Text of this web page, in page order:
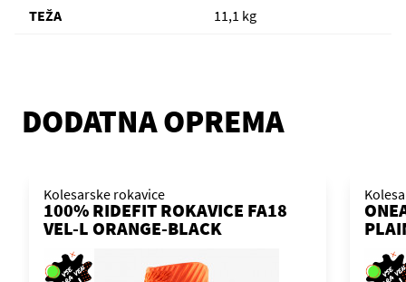
TEŽA 11,1 kg
DODATNA OPREMA
Kolesarske rokavice
100% RIDEFIT ROKAVICE FA18
VEL-L ORANGE-BLACK